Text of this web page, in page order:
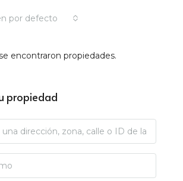
por defecto
encontraron propiedades.
propiedad